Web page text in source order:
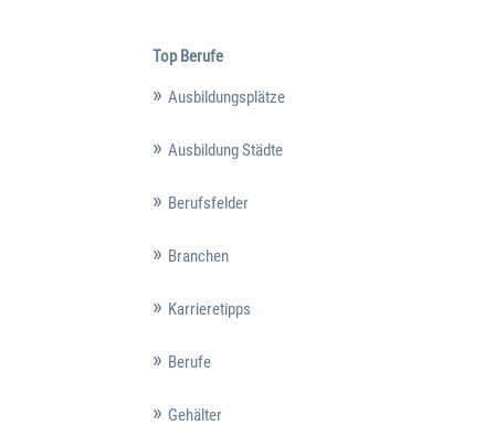
Top Berufe
Ausbildungsplätze
Ausbildung Städte
Berufsfelder
Branchen
Karrieretipps
Berufe
Gehälter